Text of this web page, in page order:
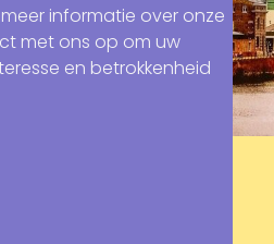
informatie over onze
met ons op om uw
en betrokkenheid